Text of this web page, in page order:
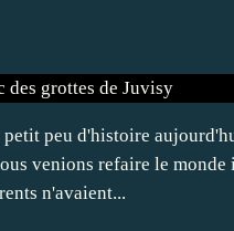
peu d'histoire
venions refaire le
n'avaient...